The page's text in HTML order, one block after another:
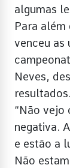
algumas
Para além
venceu as
Neves,
resultados.
“Não vejo
negativa.
e estão a
Não